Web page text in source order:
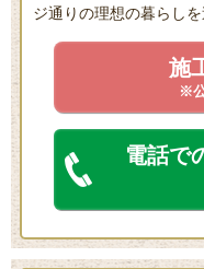
ジ通りの理想の暮らしを
施
※
電話で